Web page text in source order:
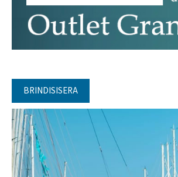
BRINDISISERA